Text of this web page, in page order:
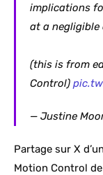
implications
at a negligible
(this is from
Control)
— Justine
Partage sur X
Motion Control